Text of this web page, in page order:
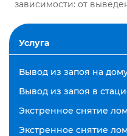
зависимости: от
Услуга
Вывод из запоя на
Вывод из запоя в
Экстренное снятие
Экстренное снятие